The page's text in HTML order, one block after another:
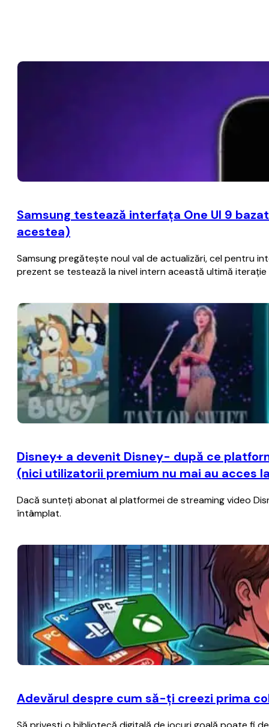
Samsung testează interfaţa One UI 9
acestea)
Samsung pregăteşte noul val de actualizări, cel pentru
prezent se testează la nivel intern această ultimă
Disney+ a devenit Disney- după ce
(nici utilizatorii premium nu mai au acces
Dacă sunteţi abonat al platformei de streaming video
întâmplat.
Adevărul despre cum să-ți creezi prima